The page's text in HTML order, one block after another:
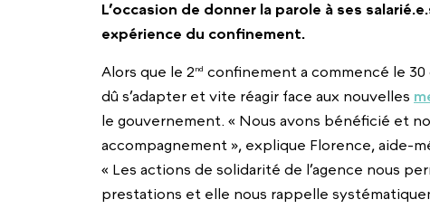
L’occasion de donner la parole à ses
expérience du confinement.
Alors que le 2 nd confinement a commencé le
dû s’adapter et vite réagir face aux nouvelles
le gouvernement. « Nous avons bénéficié et
accompagnement », explique Florence, aide-
« Les actions de solidarité de l’agence nous
prestations et elle nous rappelle